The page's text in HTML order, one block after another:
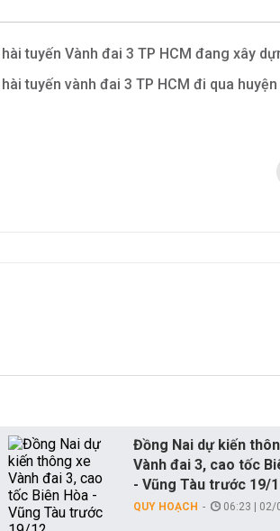
hài tuyến Vành đai 3 TP HCM đang xây
tuyến vành đai 3 TP HCM đi qua
Đồng Nai dự kiến
Vành đai 3, cao tốc
- Vũng Tàu trước 19/
QUY HOẠCH 06:23 | 02/